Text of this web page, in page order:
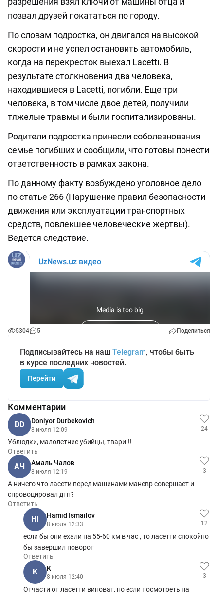
позвал друзей покататься по городу.
По словам подростка, он двигался на высокой
скорости и не успел остановить автомобиль,
когда на перекресток выехал Lacetti. В
результате столкновения два человека,
находившиеся в Lacetti, погибли. Еще три
человека, в том числе двое детей, получили
тяжелые травмы и были госпитализированы.
Родители подростка принесли соболезнования
семье погибших и сообщили, что готовы понести
ответственность в рамках закона.
По данному факту возбуждено уголовное дело
по статье 266 (Нарушение правил безопасности
движения или эксплуатации транспортных
средств, повлекшее человеческие жертвы).
Ведется следствие.
5304 5 Поделиться
Подписывайтесь на наш Telegram, чтобы быть
в курсе последних новостей.
Перейти
Комментарии
DD Doniyor Durbekovich
8 июля 12:09 24
Ублюдки, малолетние убийцы, твари!!!
Ответить
АЧ Амаль Чалов
8 июля 12:19 3
А ничего что ласети перед машинами маневр совершает и
спровоцировал дтп?
Ответить
HI Hamid Ismailov
8 июля 12:33 12
если бы они ехали на 55-60 км в час , то ласетти спокойно
бы завершил поворот
Ответить
K K
8 июля 12:40 3
Отчасти от ласетти виноват, но если посмотреть на